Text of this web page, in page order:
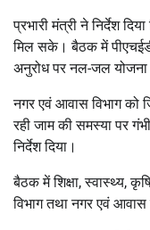
प्रभारी मंत्री ने निर्देश
मिल सके। बैठक में
अनुरोध पर नल-जल योजना
नगर एवं आवास विभाग को
रही जाम की समस्या पर
निर्देश दिया।
बैठक में शिक्षा, स्वास्थ्य,
विभाग तथा नगर एवं आवास